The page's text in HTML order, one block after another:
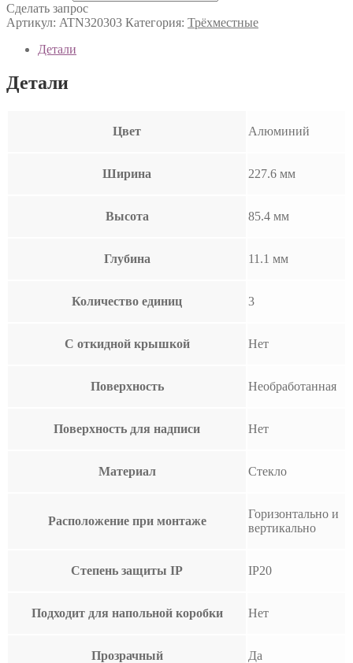
Сделать запрос
Артикул: ATN320303 Категория: Трёхместные
Детали
Детали
Цвет Алюминий
Ширина 227.6 мм
Высота 85.4 мм
Глубина 11.1 мм
Количество единиц 3
С откидной крышкой Нет
Поверхность Необработанная
Поверхность для надписи Нет
Материал Стекло
Расположение при монтаже
Горизонтально и
вертикально
Степень защиты IP IP20
Подходит для напольной коробки Нет
Прозрачный Да